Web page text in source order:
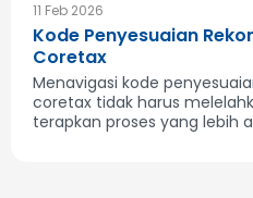
11 Feb 2026
Kode Penyesuaian
Coretax
Menavigasi kode
coretax tidak harus
terapkan proses yang lebih